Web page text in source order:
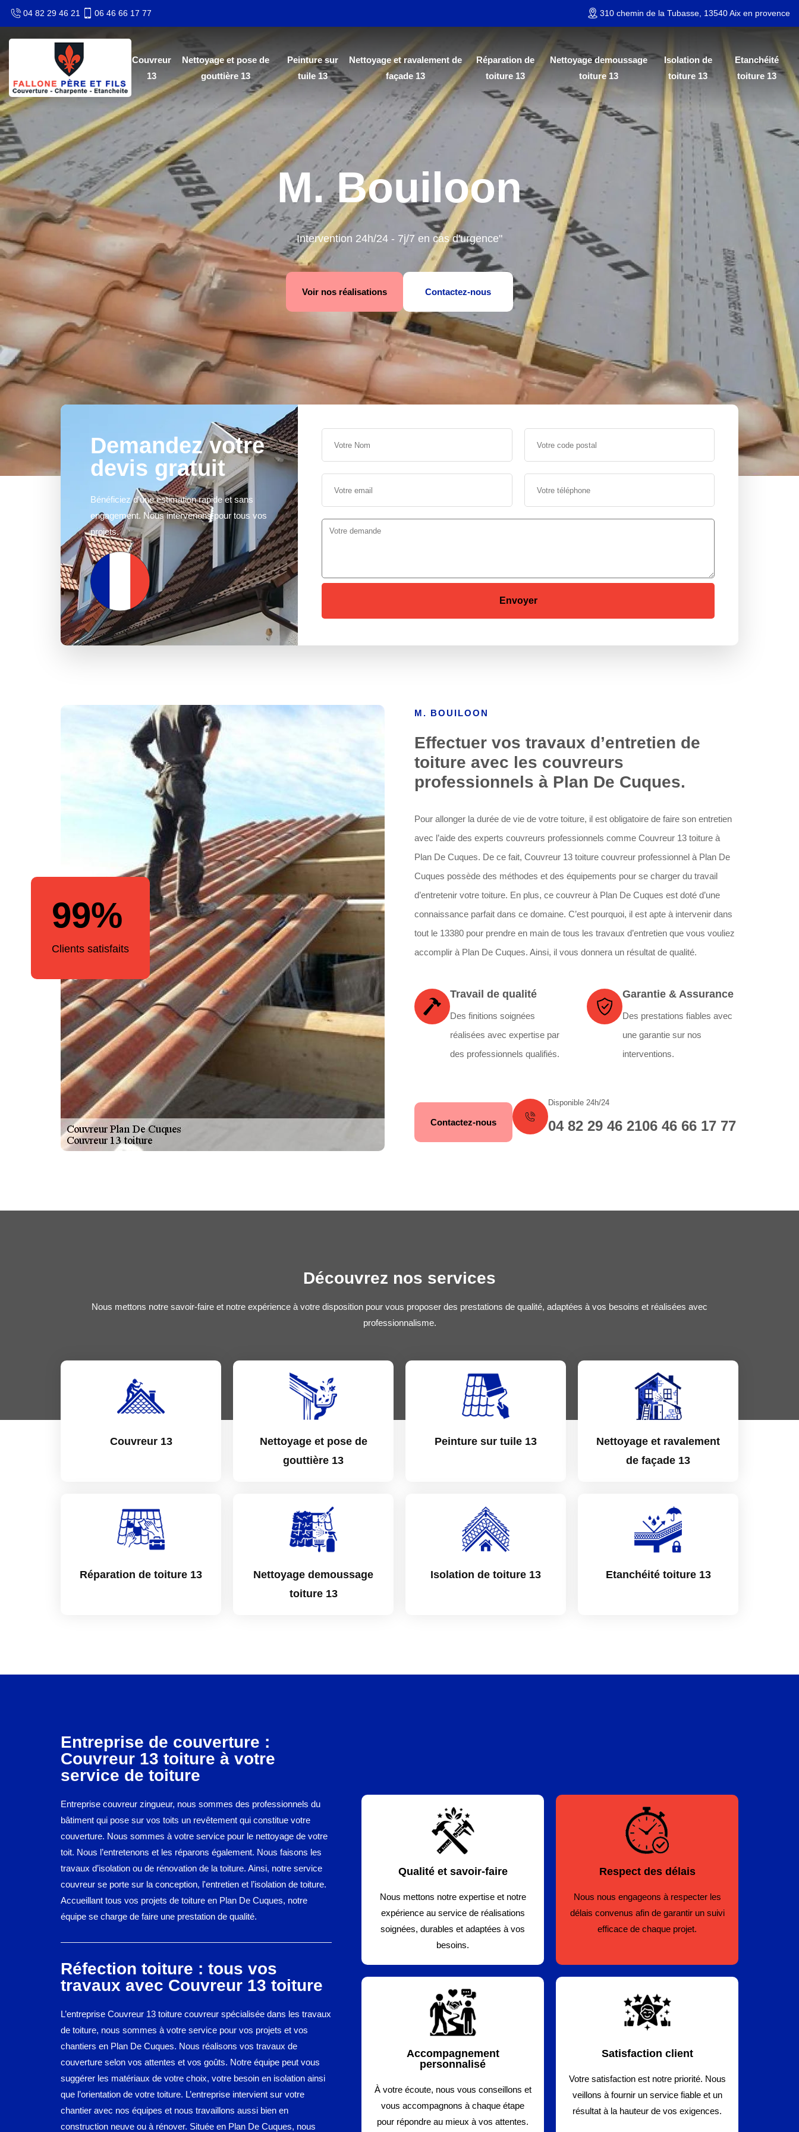
04 82 29 46 21 06 46 66 17 77 310 chemin de la Tubasse, 13540 Aix en provence
Couvreur
13
Nettoyage et pose de
gouttière 13
Peinture sur
tuile 13
Nettoyage et ravalement de
façade 13
Réparation de
toiture 13
Nettoyage demoussage
toiture 13
Isolation de
toiture 13
Etanchéité
toiture 13
M. Bouiloon
Intervention 24h/24 - 7j/7 en cas d'urgence"
Voir nos réalisations Contactez-nous
Demandez votre
devis gratuit
Bénéficiez d'une estimation rapide et sans
engagement. Nous intervenons pour tous vos
projets.
99%
Clients satisfaits
M. BOUILOON
Effectuer vos travaux d’entretien de
toiture avec les couvreurs
professionnels à Plan De Cuques.
Pour allonger la durée de vie de votre toiture, il est obligatoire de faire son entretien
avec l’aide des experts couvreurs professionnels comme Couvreur 13 toiture à
Plan De Cuques. De ce fait, Couvreur 13 toiture couvreur professionnel à Plan De
Cuques possède des méthodes et des équipements pour se charger du travail
d’entretenir votre toiture. En plus, ce couvreur à Plan De Cuques est doté d’une
connaissance parfait dans ce domaine. C’est pourquoi, il est apte à intervenir dans
tout le 13380 pour prendre en main de tous les travaux d’entretien que vous vouliez
accomplir à Plan De Cuques. Ainsi, il vous donnera un résultat de qualité.
Travail de qualité
Des finitions soignées
réalisées avec expertise par
des professionnels qualifiés.
Garantie & Assurance
Des prestations fiables avec
une garantie sur nos
interventions.
Contactez-nous
Disponible 24h/24
04 82 29 46 2106 46 66 17 77
Découvrez nos services
Nous mettons notre savoir-faire et notre expérience à votre disposition pour vous proposer des prestations de qualité, adaptées à vos besoins et réalisées avec
professionnalisme.
Couvreur 13
Nettoyage et pose de
gouttière 13
Peinture sur tuile 13
Nettoyage et ravalement
de façade 13
Réparation de toiture 13
Nettoyage demoussage
toiture 13
Isolation de toiture 13 Etanchéité toiture 13
Entreprise de couverture :
Couvreur 13 toiture à votre
service de toiture
Entreprise couvreur zingueur, nous sommes des professionnels du
bâtiment qui pose sur vos toits un revêtement qui constitue votre
couverture. Nous sommes à votre service pour le nettoyage de votre
toit. Nous l’entretenons et les réparons également. Nous faisons les
travaux d’isolation ou de rénovation de la toiture. Ainsi, notre service
couvreur se porte sur la conception, l'entretien et l’isolation de toiture.
Accueillant tous vos projets de toiture en Plan De Cuques, notre
équipe se charge de faire une prestation de qualité.
Réfection toiture : tous vos
travaux avec Couvreur 13 toiture
L’entreprise Couvreur 13 toiture couvreur spécialisée dans les travaux
de toiture, nous sommes à votre service pour vos projets et vos
chantiers en Plan De Cuques. Nous réalisons vos travaux de
couverture selon vos attentes et vos goûts. Notre équipe peut vous
suggérer les matériaux de votre choix, votre besoin en isolation ainsi
que l’orientation de votre toiture. L’entreprise intervient sur votre
chantier avec nos équipes et nous travaillons aussi bien en
construction neuve ou à rénover. Située en Plan De Cuques, nous
Qualité et savoir-faire
Nous mettons notre expertise et notre
expérience au service de réalisations
soignées, durables et adaptées à vos
besoins.
Respect des délais
Nous nous engageons à respecter les
délais convenus afin de garantir un suivi
efficace de chaque projet.
Accompagnement
personnalisé
À votre écoute, nous vous conseillons et
vous accompagnons à chaque étape
pour répondre au mieux à vos attentes.
Satisfaction client
Votre satisfaction est notre priorité. Nous
veillons à fournir un service fiable et un
résultat à la hauteur de vos exigences.